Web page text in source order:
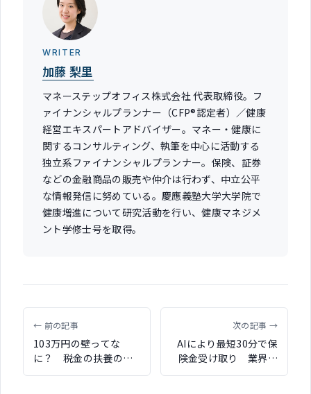
WRITER
加藤 梨里
マネーステップオフィス株式会社 代表取締役。フ
ァイナンシャルプランナー（CFP®認定者）／健康
経営エキスパートアドバイザー。マネー・健康に
関するコンサルティング、執筆を中心に活動する
独立系ファイナンシャルプランナー。保険、証券
などの金融商品の販売や仲介は行わず、中立公平
な情報発信に努めている。慶應義塾大学大学院で
健康増進について研究活動を行い、健康マネジメ
ント学修士号を取得。
← 前の記事
103万円の壁ってな
に？ 税金の扶養のし
くみを、CFPファイナ
次の記事 →
AIにより最短30分で保
険金受け取り 業界初
の医療保険を損保ジャ